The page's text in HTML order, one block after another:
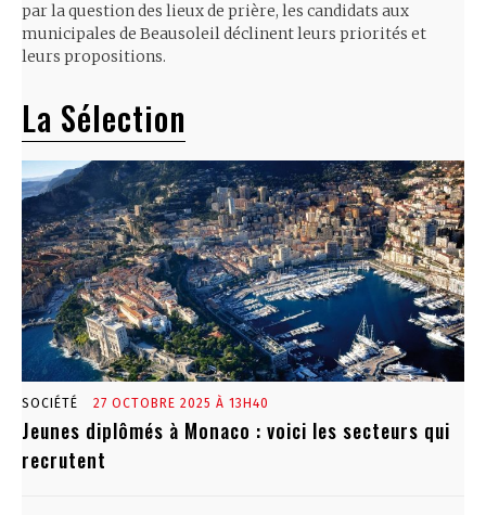
par la question des lieux de prière, les candidats aux
municipales de Beausoleil déclinent leurs priorités et
leurs propositions.
La Sélection
SOCIÉTÉ 27 OCTOBRE 2025 À 13H40
Jeunes diplômés à Monaco : voici les secteurs qui
recrutent